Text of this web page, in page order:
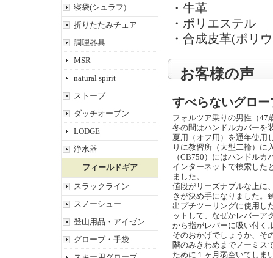
寝袋(シュラフ)
折りたたみチェア
調理器具
MSR
natural spirit
ストーブ
ダッチオーブン
LODGE
浄水器
フィールドギア
スラックライン
スノーシュー
登山用品・アイゼン
グローブ・手袋
・牛革
・ポリエステル
・合成皮革(ポリ
お客様の声
すべらないグロ
フォルツア乗りの男性（47
冬の間はハンドルカバーを
夏用（オフ用）を通年使用
りに教習所（大型二輪）に
（CB750）にはハンドル
インターネットで検索した
ました。
値段がリーズナブルな上に
きが決め手になりました。
出プチツーリングに使用し
ットして、なぜかレバーア
から指がレバーに吸い付く
そのおかげでしょうか、そ
階のみきわめまでノーミス
ために１ヶ月弱空いてしま